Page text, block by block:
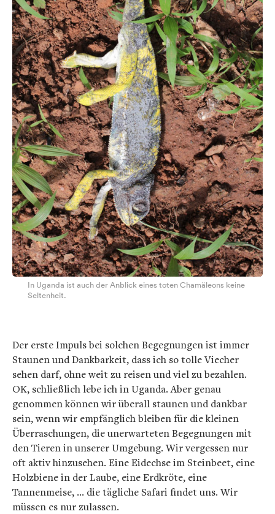
In Uganda ist auch der Anblick eines toten Chamäleons keine
Seltenheit.
Der erste Impuls bei solchen Begegnungen ist immer
Staunen und Dankbarkeit, dass ich so tolle Viecher
sehen darf, ohne weit zu reisen und viel zu bezahlen.
OK, schließlich lebe ich in Uganda. Aber genau
genommen können wir überall staunen und dankbar
sein, wenn wir empfänglich bleiben für die kleinen
Überraschungen, die unerwarteten Begegnungen mit
den Tieren in unserer Umgebung. Wir vergessen nur
oft aktiv hinzusehen. Eine Eidechse im Steinbeet, eine
Holzbiene in der Laube, eine Erdkröte, eine
Tannenmeise, … die tägliche Safari findet uns. Wir
müssen es nur zulassen.